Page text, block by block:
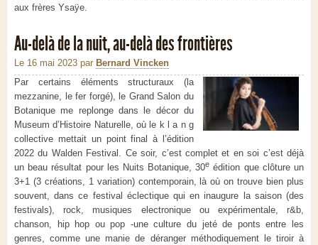
aux frères Ysaÿe.
Au-delà de la nuit, au-delà des frontières
Le 16 mai 2023 par Bernard Vincken
Par certains éléments structuraux (la
mezzanine, le fer forgé), le Grand Salon du
Botanique me replonge dans le décor du
Museum d’Histoire Naturelle, où le k l a n g
collective mettait un point final à l’édition
2022 du Walden Festival. Ce soir, c’est complet et en soi c’est déjà
un beau résultat pour les Nuits Botanique, 30e édition que clôture un
3+1 (3 créations, 1 variation) contemporain, là où on trouve bien plus
souvent, dans ce festival éclectique qui en inaugure la saison (des
festivals), rock, musiques electronique ou expérimentale, r&b,
chanson, hip hop ou pop -une culture du jeté de ponts entre les
genres, comme une manie de déranger méthodiquement le tiroir à